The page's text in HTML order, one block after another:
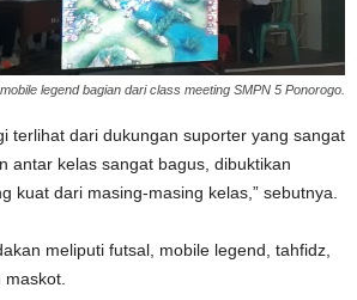
legend bagian dari class meeting SMPN 5 Ponorogo.
terlihat dari dukungan suporter yang sangat
antar kelas sangat bagus, dibuktikan
kuat dari masing-masing kelas,” sebutnya.
meliputi futsal, mobile legend, tahfidz,